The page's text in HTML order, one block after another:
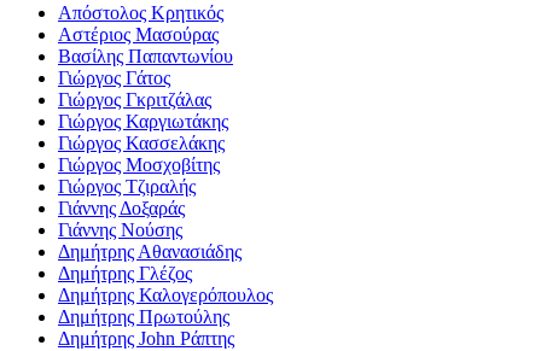
Απόστολος Κρητικός
Αστέριος Μασούρας
Βασίλης Παπαντωνίου
Γιώργος Γάτος
Γιώργος Γκριτζάλας
Γιώργος Καργιωτάκης
Γιώργος Κασσελάκης
Γιώργος Μοσχοβίτης
Γιώργος Τζιραλής
Γιάννης Δοξαράς
Γιάννης Νούσης
Δημήτρης Αθανασιάδης
Δημήτρης Γλέζος
Δημήτρης Καλογερόπουλος
Δημήτρης Πρωτούλης
Δημήτρης John Ράπτης